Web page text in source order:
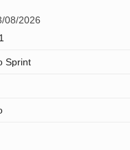
08/2026
Sprint